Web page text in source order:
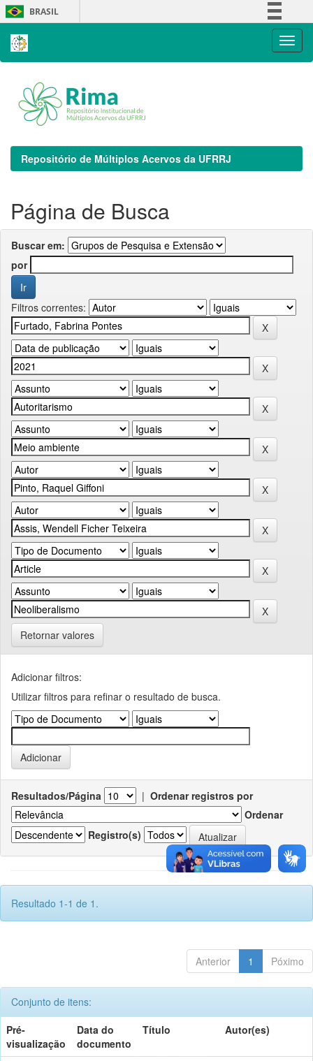
Skip
navigation
BRASIL
Repositório de Múltiplos Acervos da UFRRJ
Página de Busca
Buscar em:
por
Filtros correntes:
Retornar valores
Adicionar filtros:
Utilizar filtros para refinar o resultado de busca.
Resultados/Página | Ordenar registros por
Ordenar
Registro(s)
Resultado 1-1 de 1.
Anterior 1 Póximo
Conjunto de itens:
Pré-
visualização
Data do
documento
Título Autor(es)